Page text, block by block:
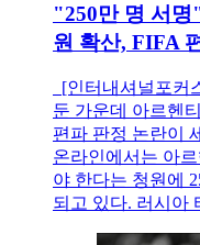
"250만 명 서
원 확산, FIFA
[인터내셔널포커
둔 가운데 아르헨
편파 판정 논란이
온라인에서는 아
야 한다는 청원에
되고 있다. 러시아